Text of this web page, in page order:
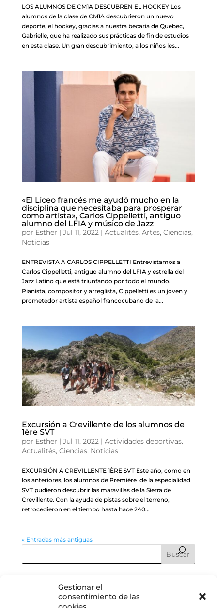
Gestionar el
consentimiento de las
cookies
LOS ALUMNOS DE CM1A DESCUBREN EL HOCKEY Los
alumnos de la clase de CM1A descubrieron un nuevo
deporte, el hockey, gracias a nuestra becaria de Quebec,
Gabrielle, que ha realizado sus prácticas de fin de estudios
en esta clase. Un gran descubrimiento, a los niños les...
«El Liceo francés me ayudó mucho en la
disciplina que necesitaba para prosperar
como artista», Carlos Cippelletti, antiguo
alumno del LFIA y músico de Jazz
por Esther | Jul 11, 2022| Actualités, Artes, Ciencias,
Noticias
ENTREVISTA A CARLOS CIPPELLETTI Entrevistamos a
Carlos Cippelletti, antiguo alumno del LFIA y estrella del
Jazz Latino que está triunfando por todo el mundo.
Pianista, compositor y arreglista, Cippelletti es un joven y
prometedor artista español francocubano de la...
Excursión a Crevillente de los alumnos de
1ère SVT
por Esther | Jul 11, 2022| Actividades deportivas,
Actualités, Ciencias, Noticias
EXCURSIÓN A CREVILLENTE 1ÈRE SVT Este año, como en
los anteriores, los alumnos de Première de la especialidad
SVT pudieron descubrir las maravillas de la Sierra de
Crevillente. Con la ayuda de pistas sobre el terreno,
retrocedieron en el tiempo hasta hace 240...
« Entradas más antiguas
Entradas recientes
Graduación CM2: cuando el fin de una etapa es, en realidad,
el comienzo de todo